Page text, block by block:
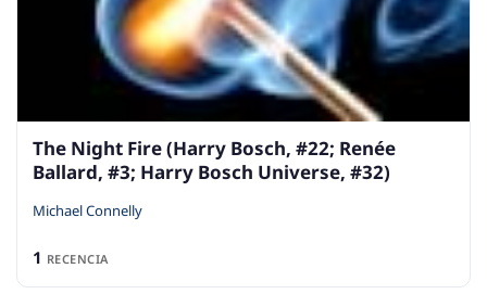
The Night Fire (Harry Bosch, #22; Renée
Ballard, #3; Harry Bosch Universe, #32)
Michael Connelly
1 RECENCIA